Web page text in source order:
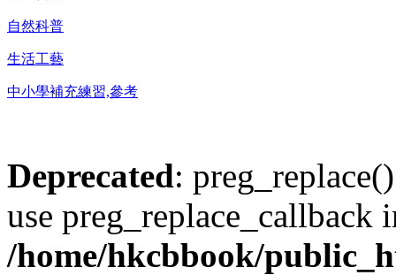
自然科普
生活工藝
中小學補充練習,參考
Deprecated:
use preg_replace_callback
/home/hkcbbook/